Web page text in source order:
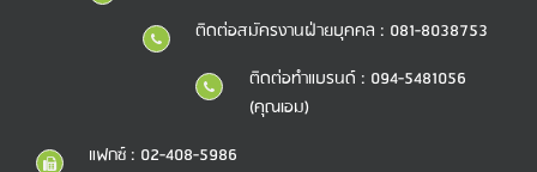
ติดต่อสมัครงานฝ่ายบุคคล : 081-8038753
ติดต่อทำแบรนด์ : 094-5481056
(คุณเอม)
แฟกซ์ : 02-408-5986